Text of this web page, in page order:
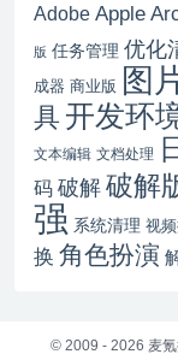
Adobe Apple
版 任务管理 优化
成器 商业版 图
具 开发环
文本编辑 文档处理
码 破解破解
强 系统清理 视
换 角色扮演
© 2009 - 2026 麦